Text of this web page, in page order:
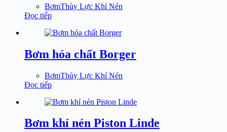
BơmThủy Lực Khí Nén
Đọc tiếp
Bơm hóa chất Borger
BơmThủy Lực Khí Nén
Đọc tiếp
Bơm khí nén Piston Linde